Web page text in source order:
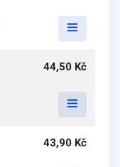
44,50 Kč
43,90 Kč